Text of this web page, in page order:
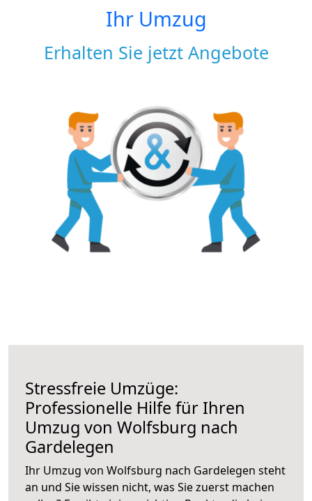
Ihr Umzug
Erhalten Sie jetzt Angebote
Stressfreie Umzüge:
Professionelle Hilfe für Ihren
Umzug von Wolfsburg nach
Gardelegen
Ihr Umzug von Wolfsburg nach Gardelegen steht
an und Sie wissen nicht, was Sie zuerst machen